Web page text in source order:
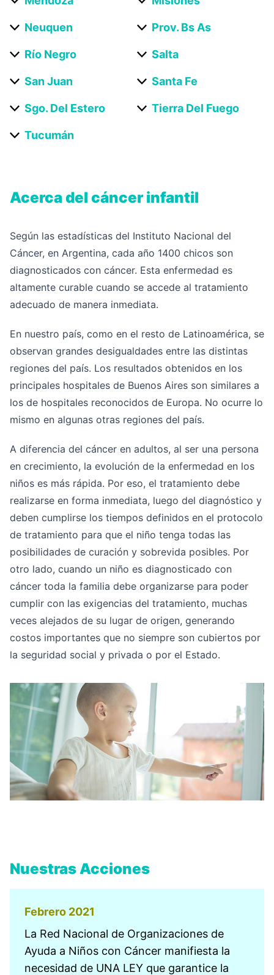
Neuquen Prov. Bs As
Río Negro Salta
San Juan Santa Fe
Sgo. Del Estero Tierra Del Fuego
Tucumán
Acerca del cáncer infantil
Según las estadísticas del Instituto Nacional del
Cáncer, en Argentina, cada año 1400 chicos son
diagnosticados con cáncer. Esta enfermedad es
altamente curable cuando se accede al tratamiento
adecuado de manera inmediata.
En nuestro país, como en el resto de Latinoamérica, se
observan grandes desigualdades entre las distintas
regiones del país. Los resultados obtenidos en los
principales hospitales de Buenos Aires son similares a
los de hospitales reconocidos de Europa. No ocurre lo
mismo en algunas otras regiones del país.
A diferencia del cáncer en adultos, al ser una persona
en crecimiento, la evolución de la enfermedad en los
niños es más rápida. Por eso, el tratamiento debe
realizarse en forma inmediata, luego del diagnóstico y
deben cumplirse los tiempos definidos en el protocolo
de tratamiento para que el niño tenga todas las
posibilidades de curación y sobrevida posibles. Por
otro lado, cuando un niño es diagnosticado con
cáncer toda la familia debe organizarse para poder
cumplir con las exigencias del tratamiento, muchas
veces alejados de su lugar de origen, generando
costos importantes que no siempre son cubiertos por
la seguridad social y privada o por el Estado.
Nuestras Acciones
Febrero 2021
La Red Nacional de Organizaciones de
Ayuda a Niños con Cáncer manifiesta la
necesidad de UNA LEY que garantice la